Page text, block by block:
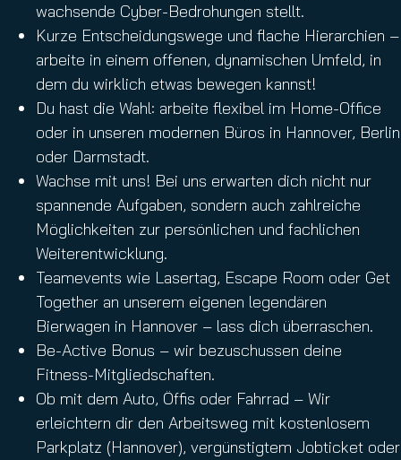
wachsende Cyber-Bedrohungen stellt.
Kurze Entscheidungswege und flache Hierarchien –
arbeite in einem offenen, dynamischen Umfeld, in
dem du wirklich etwas bewegen kannst!
Du hast die Wahl: arbeite flexibel im Home-Office
oder in unseren modernen Büros in Hannover, Berlin
oder Darmstadt.
Wachse mit uns! Bei uns erwarten dich nicht nur
spannende Aufgaben, sondern auch zahlreiche
Möglichkeiten zur persönlichen und fachlichen
Weiterentwicklung.
Teamevents wie Lasertag, Escape Room oder Get
Together an unserem eigenen legendären
Bierwagen in Hannover – lass dich überraschen.
Be-Active Bonus – wir bezuschussen deine
Fitness-Mitgliedschaften.
Ob mit dem Auto, Öffis oder Fahrrad – Wir
erleichtern dir den Arbeitsweg mit kostenlosem
Parkplatz (Hannover), vergünstigtem Jobticket oder